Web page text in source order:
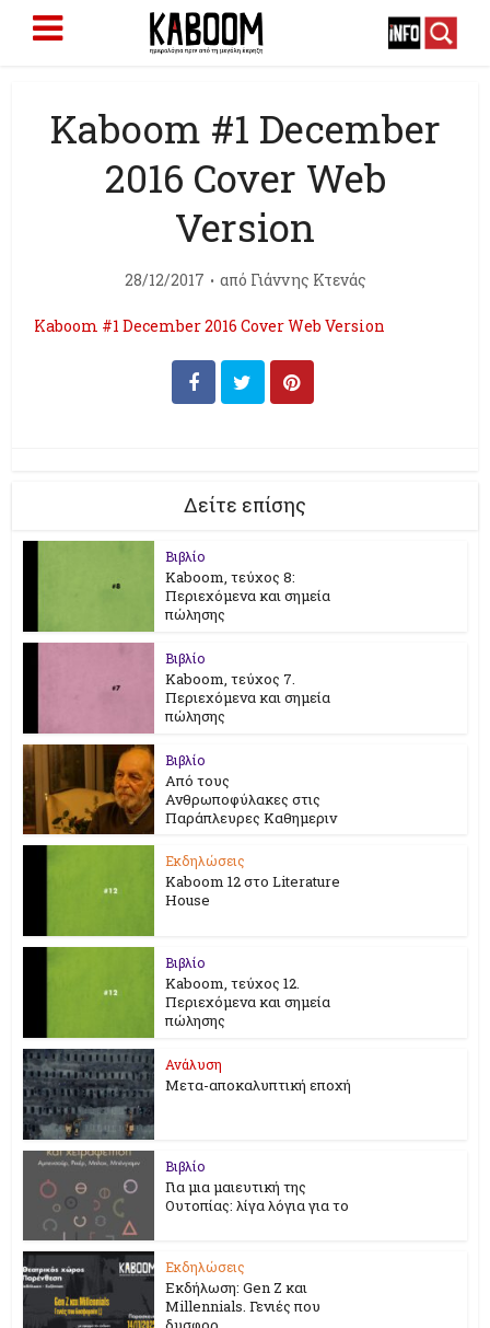
Kaboom #1 December
2016 Cover Web
Version
28/12/2017 από Γιάννης Κτενάς
Kaboom #1 December 2016 Cover Web Version
Δείτε επίσης
Βιβλίο
Kaboom, τεύχος 8:
Περιεχόμενα και σημεία
πώλησης
Βιβλίο
Kaboom, τεύχος 7.
Περιεχόμενα και σημεία
πώλησης
Βιβλίο
Από τους
Ανθρωποφύλακες στις
Παράπλευρες Καθημεριν
Εκδηλώσεις
Kaboom 12 στο Literature
House
Βιβλίο
Kaboom, τεύχος 12.
Περιεχόμενα και σημεία
πώλησης
Ανάλυση
Μετα-αποκαλυπτική εποχή
Βιβλίο
Για μια μαιευτική της
Ουτοπίας: λίγα λόγια για το
Εκδηλώσεις
Εκδήλωση: Gen Z και
Millennials. Γενιές που